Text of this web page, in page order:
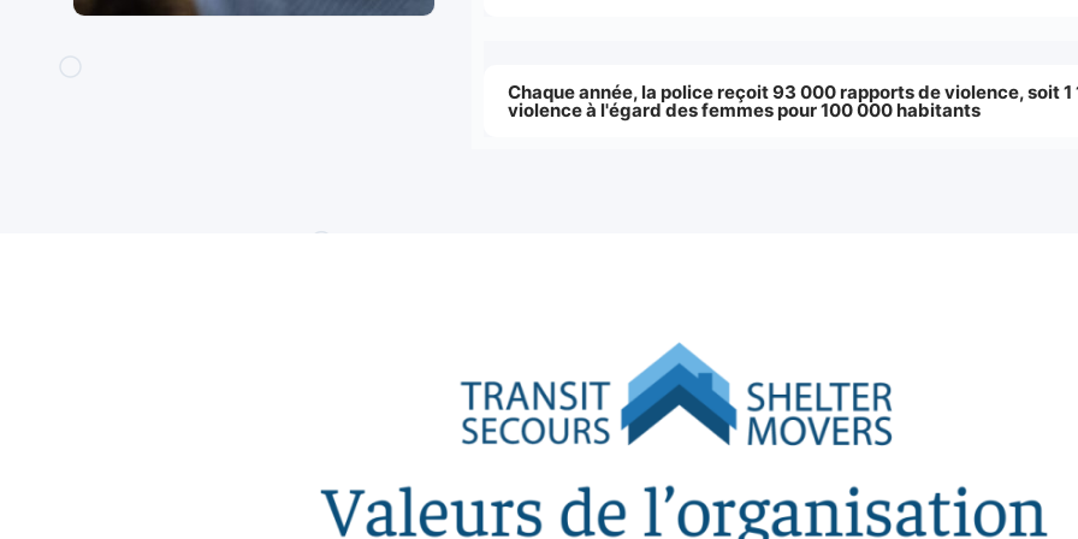
Chaque année, la police reçoit 93 000 rapports de violence, soit 1
violence à l'égard des femmes pour 100 000 habitants